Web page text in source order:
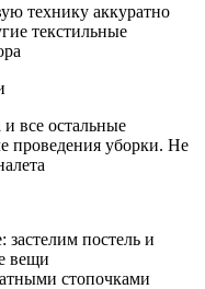
технику аккуратно
текстильные
все остальные
проведения уборки. Не
постель и
вещи
стопочками